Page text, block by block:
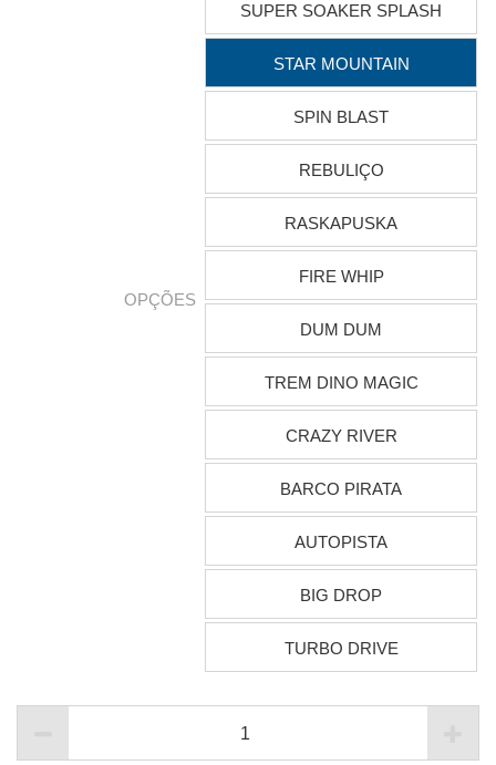
OPÇÕES
SUPER SOAKER SPLASH
STAR MOUNTAIN
SPIN BLAST
REBULIÇO
RASKAPUSKA
FIRE WHIP
DUM DUM
TREM DINO MAGIC
CRAZY RIVER
BARCO PIRATA
AUTOPISTA
BIG DROP
TURBO DRIVE